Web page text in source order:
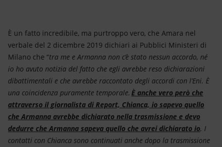
È un fatto incredibile, ma purtroppo vero, che Amara nel
verbale del 2 dicembre 2019 dichiari ai Pubblici Ministeri di
Milano che “tra me e Armanna non c’è stato nessun accordo, né
io ho avuto notizia del fatto che egli avrebbe reso dichiarazioni
dibattimentali e che avrebbe raccontato degli accordi con l’Eni. È
una coincidenza puramente temporale. È anche vero però che
attraverso il giornalista di Report, Chianca, io sapevo quello
che Armanna avrebbe dichiarato nella trasmissione e devo
dedurre che Armanna sapeva quello che avrei dichiarato io. I
contatti con Chianca sono continuati anche dopo la trasmissione